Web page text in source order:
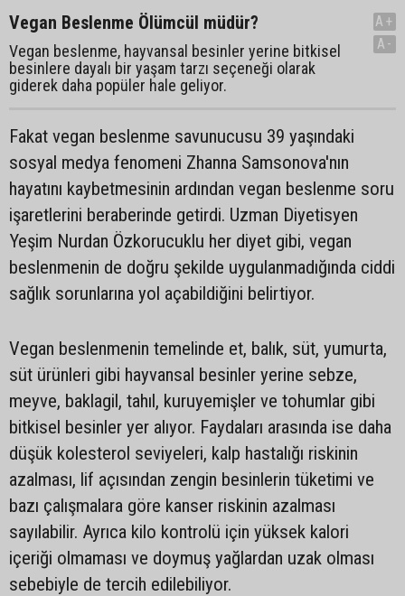
Vegan Beslenme Ölümcül müdür?
Vegan beslenme, hayvansal besinler yerine bitkisel
besinlere dayalı bir yaşam tarzı seçeneği olarak
giderek daha popüler hale geliyor.
A+
A-
Fakat vegan beslenme savunucusu 39 yaşındaki
sosyal medya fenomeni Zhanna Samsonova'nın
hayatını kaybetmesinin ardından vegan beslenme soru
işaretlerini beraberinde getirdi. Uzman Diyetisyen
Yeşim Nurdan Özkorucuklu her diyet gibi, vegan
beslenmenin de doğru şekilde uygulanmadığında ciddi
sağlık sorunlarına yol açabildiğini belirtiyor.
Vegan beslenmenin temelinde et, balık, süt, yumurta,
süt ürünleri gibi hayvansal besinler yerine sebze,
meyve, baklagil, tahıl, kuruyemişler ve tohumlar gibi
bitkisel besinler yer alıyor. Faydaları arasında ise daha
düşük kolesterol seviyeleri, kalp hastalığı riskinin
azalması, lif açısından zengin besinlerin tüketimi ve
bazı çalışmalara göre kanser riskinin azalması
sayılabilir. Ayrıca kilo kontrolü için yüksek kalori
içeriği olmaması ve doymuş yağlardan uzak olması
sebebiyle de tercih edilebiliyor.